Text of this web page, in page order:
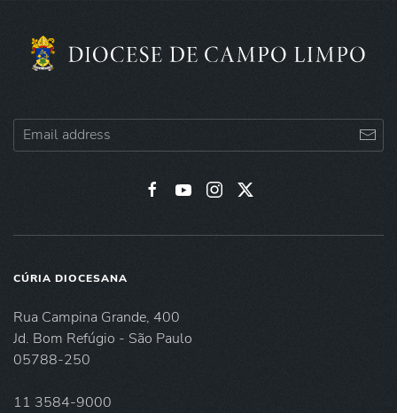
CÚRIA DIOCESANA
Rua Campina Grande, 400
Jd. Bom Refúgio - São Paulo
05788-250
11 3584-9000